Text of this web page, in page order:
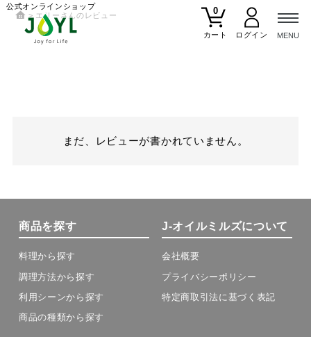
公式オンラインショップ
0
カート
エリーさんのレビュー
まだ、レビューが書かれていません。
商品を探す
料理から探す
調理方法から探す
利用シーンから探す
商品の種類から探す
J-オイルミルズについて
会社概要
プライバシーポリシー
特定商取引法に基づく表記